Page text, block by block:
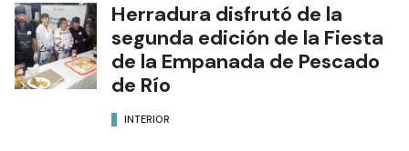
Herradura disfrutó de la
segunda edición de la Fiesta
de la Empanada de Pescado
de Río
INTERIOR